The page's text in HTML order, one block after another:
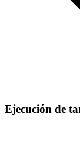
Ejecución de